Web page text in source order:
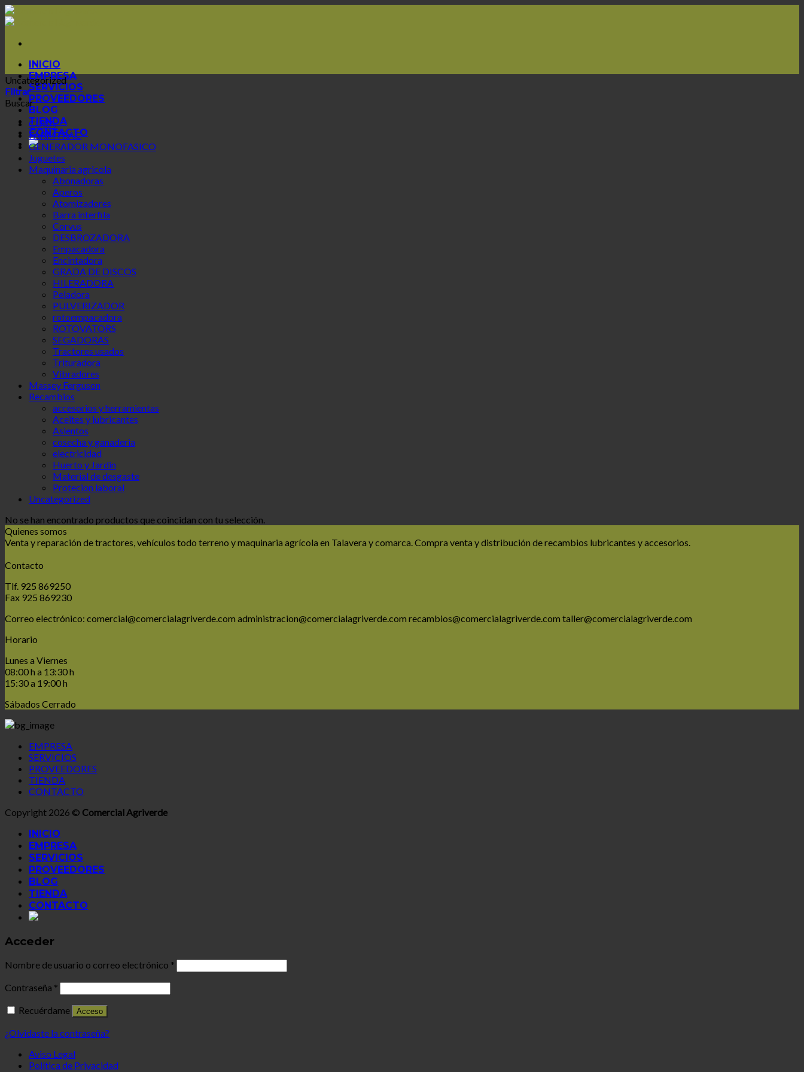
Skip
to
INICIO
EMPRESA
SERVICIOS
PROVEEDORES
BLOG
TIENDA
CONTACTO
Uncategorized
Filtrar
Buscar
CUBA
FARMTRAC
GENERADOR MONOFASICO
Juguetes
Maquinaria agricola
Abonadoras
Aperos
Atomizadores
Barra interfila
Corvus
DESBROZADORA
Empacadora
Encintadora
GRADA DE DISCOS
HILERADORA
Peladora
PULVERIZADOR
rotoempacadora
ROTOVATORS
SEGADORAS
Tractores usados
Trituradora
Vibradores
Massey Ferguson
Recambios
accesorios y herramientas
Aceites y lubricantes
Asientos
cosecha y ganaderia
electricidad
Huerto y Jardin
Material de desgaste
Protecion laboral
Uncategorized
No se han encontrado productos que coincidan con tu selección.
Quienes somos
Venta y reparación de tractores, vehículos todo terreno y maquinaria agrícola en Talavera y comarca. Compra venta y distribución de recambios lubricantes y accesorios.
Contacto
Tlf. 925 869250
Fax 925 869230
Correo electrónico: comercial@comercialagriverde.com administracion@comercialagriverde.com recambios@comercialagriverde.com taller@comercialagriverde.com
Horario
Lunes a Viernes
08:00 h a 13:30 h
15:30 a 19:00 h
Sábados Cerrado
EMPRESA
SERVICIOS
PROVEEDORES
TIENDA
CONTACTO
Copyright 2026 © Comercial Agriverde
INICIO
EMPRESA
SERVICIOS
PROVEEDORES
BLOG
TIENDA
CONTACTO
Acceder
Nombre de usuario o correo electrónico *
Contraseña *
Recuérdame
Acceso
¿Olvidaste la contraseña?
Aviso Legal
Política de Privacidad